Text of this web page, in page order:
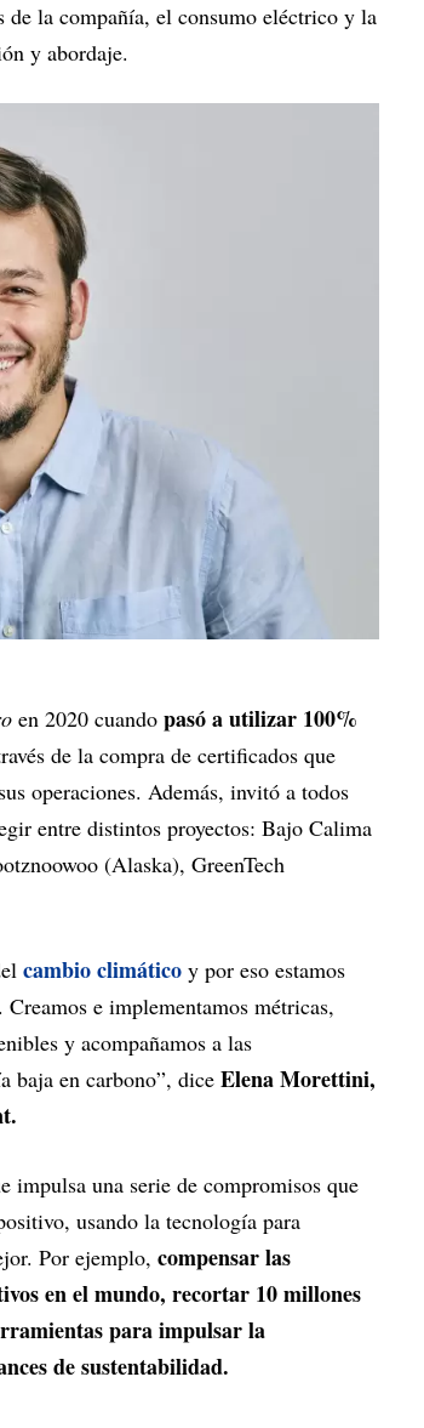
de la compañía, el consumo eléctrico y la
y abordaje.
en 2020 cuando pasó a utilizar 100%
de la compra de certificados que
operaciones. Además, invitó a todos
entre distintos proyectos: Bajo Calima
(Alaska), GreenTech
cambio climático y por eso estamos
e implementamos métricas,
y acompañamos a las
baja en carbono”, dice Elena Morettini,
impulsa una serie de compromisos que
usando la tecnología para
Por ejemplo, compensar las
en el mundo, recortar 10 millones
para impulsar la
de sustentabilidad.